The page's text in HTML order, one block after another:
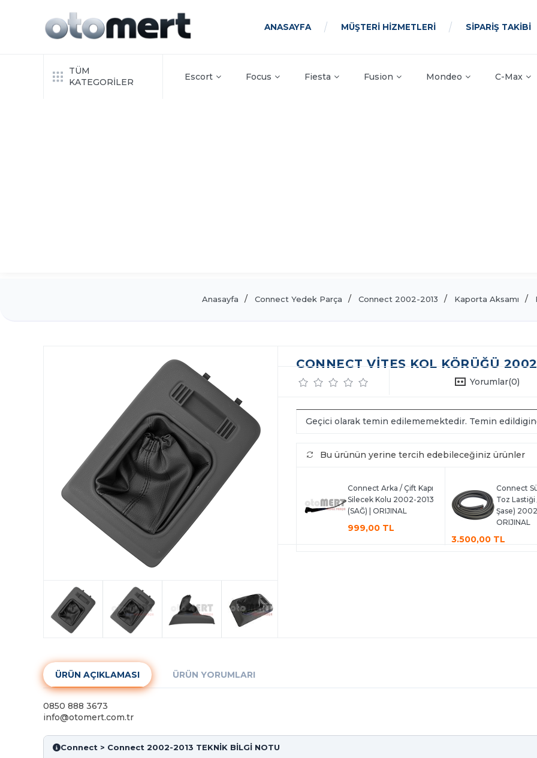
ANASAYFA MÜŞTERİ HİZMETLERİ SİPARİŞ TAKİBİ
TÜM
KATEGORİLER
Escort Focus Fiesta Fusion Mondeo C-Max
Anasayfa Connect Yedek Parça Connect 2002-2013 Kaporta Aksamı
CONNECT VITES KOL KÖRÜĞÜ
Yorumlar(0)
Geçici olarak temin edilememektedir. Temin
Bu ürünün yerine tercih edebileceğiniz ürünler
Connect Arka / Çift Kapı
Silecek Kolu 2002-2013
(SAĞ) | ORIJINAL
999,00 TL
Connect
Toz Lastiği
Şase)
ORIJINAL
3.500,00 TL
ÜRÜN AÇIKLAMASI ÜRÜN YORUMLARI
0850 888 3673
info@otomert.com.tr
Connect > Connect 2002-2013 TEKNİK BİLGİ NOTU